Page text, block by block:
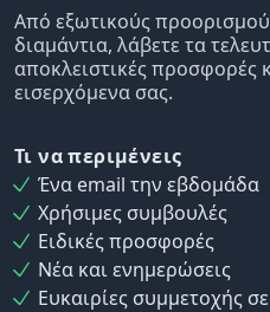
Από εξωτικούς
διαμάντια, λάβετε τα
αποκλειστικές προσφορές
εισερχόμενα σας.
Τι να περιμένεις
Ένα email την εβδομάδα
Χρήσιμες συμβουλές
Ειδικές προσφορές
Νέα και ενημερώσεις
Ευκαιρίες συμμετοχής